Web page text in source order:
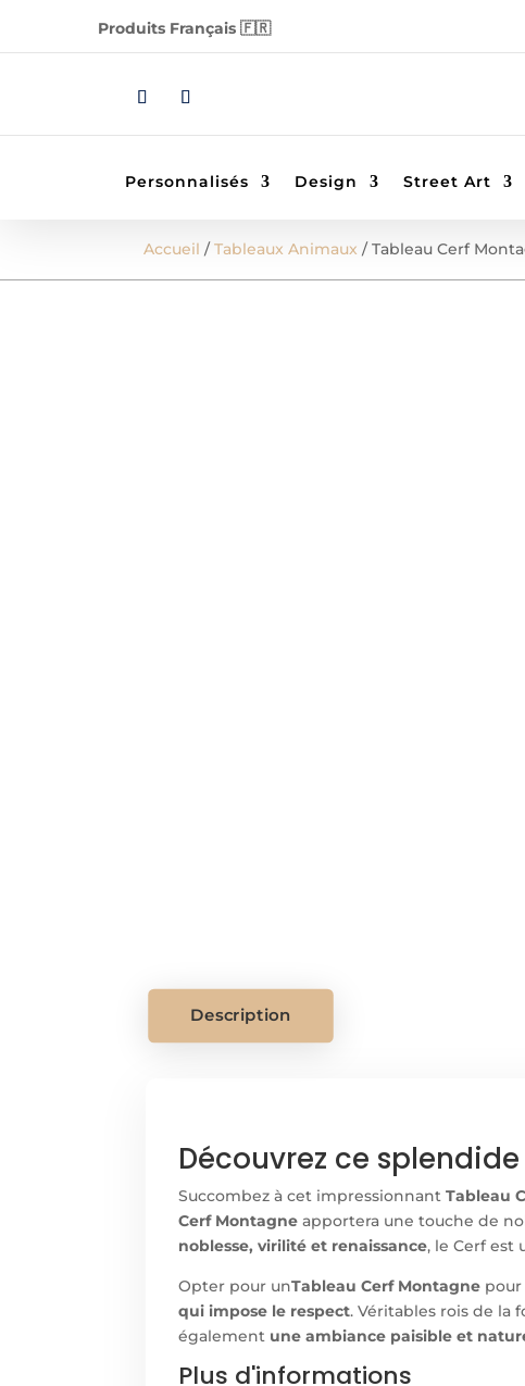
Produits Français 🇫🇷
Personnalisés Design Street Art
Accueil /Tableaux Animaux / Tableau Cerf
Description
Découvrez ce
Succombez à cet impressionnantTableau
Cerf Montagne apportera une touche de
noblesse, virilité et renaissance, le Cerf est
Opter pour unTableau Cerf Montagne pour
qui impose le respect. Véritables rois de la
également une ambiance paisible et
Plus d'informations